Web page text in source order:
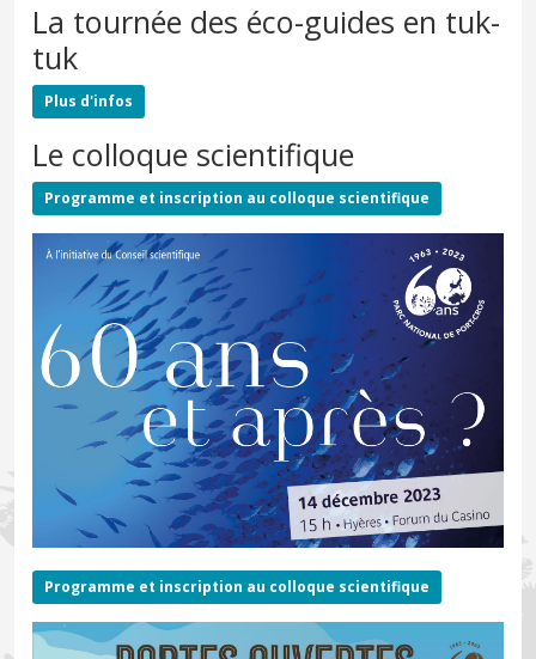
La tournée des éco-guides en tuk-
tuk
Plus d'infos
Le colloque scientifique
Programme et inscription au colloque scientifique
Programme et inscription au colloque scientifique